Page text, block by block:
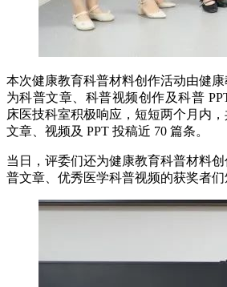
本次健康教育科普材料创作活动由健
为科普文章、科普视频创作及科普
床医技科室积极响应，短短两个月内
文章、视频及 PPT 投稿近 70 篇条。
当日，评委们还为健康教育科普材料
普文章、优秀医学科普视频的获奖者们